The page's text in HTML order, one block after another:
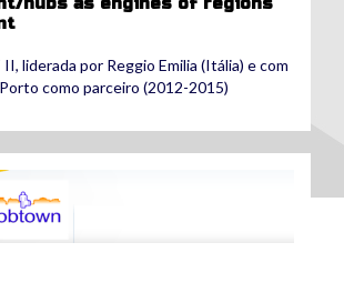
liderada por Reggio Emilia (Itália) e com
como parceiro (2012-2015)